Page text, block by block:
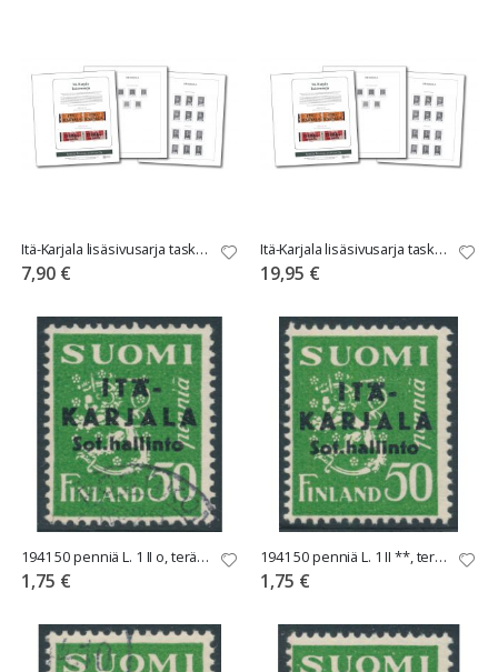
Itä-Karjala lisäsivusarja taskuton
7,90 €
Itä-Karjala lisäsivusarja taskullinen
19,95 €
1941 50 penniä L. 1 II o, terävä A
1,75 €
1941 50 penniä L. 1 II **, terävä A
1,75 €